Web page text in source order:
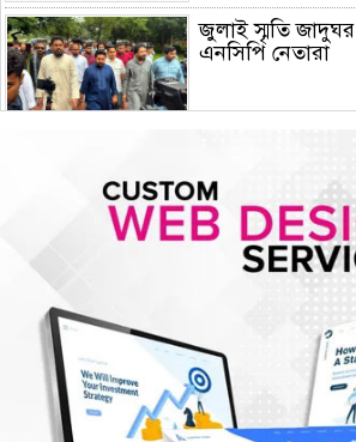
জুলাই স্মৃতি
এনসিপি নেতারা
সৌদি আরব, তুরস্ক
চুক্তি স্বাক্ষর,
নিরাপত্তা দেবে না-
হরমুজ সংকট:
মুক্তিযুদ্ধ কোনো
ছিল না : ভারপ্রাপ্ত